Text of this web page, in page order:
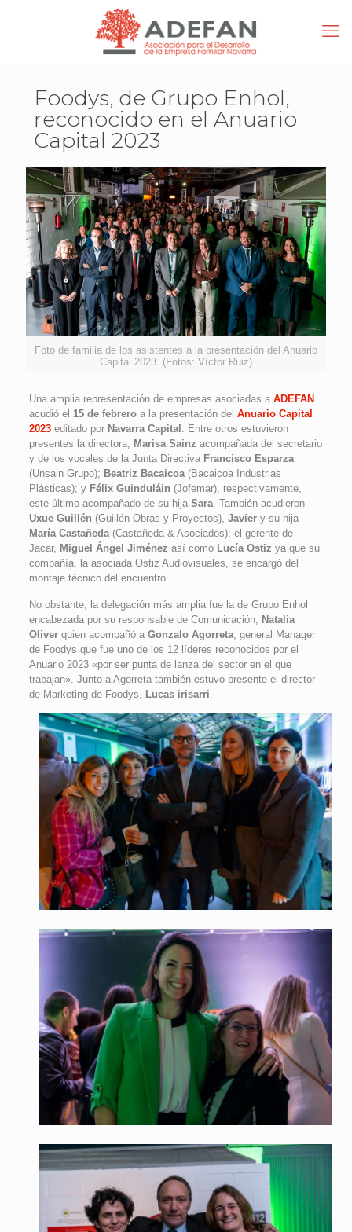
Foodys, de Grupo Enhol,
reconocido en el Anuario
Capital 2023
Foto de familia de los asistentes a la presentación del Anuario
Capital 2023. (Fotos: Víctor Ruiz)
Una amplia representación de empresas asociadas a ADEFAN
acudió el 15 de febreroa la presentación del Anuario Capital
2023 editado por Navarra Capital . Entre otros estuvieron
presentes la directora, Marisa Sainz acompañada del secretario
y de los vocales de la Junta Directiva Francisco Esparza
(Unsain Grupo); Beatriz Bacaicoa(Bacaicoa Industrias
Plásticas); y Félix Guinduláin (Jofemar), respectivamente,
este último acompañado de su hijaSara. También acudieron
Uxue Guillén (Guillén Obras y Proyectos), Javiery su hija
María Castañeda(Castañeda & Asociados); el gerente de
Jacar, Miguel Ángel Jiménez así como Lucía Ostiz ya que su
compañía, la asociada Ostiz Audiovisuales, se encargó del
montaje técnico del encuentro.
No obstante, la delegación más amplia fue la de Grupo Enhol
encabezada por su responsable de Comunicación, Natalia
Oliverquien acompañó a Gonzalo Agorreta, general Manager
de Foodys que fue uno de los 12 líderes reconocidos por el
Anuario 2023 «por ser punta de lanza del sector en el que
trabajan». Junto a Agorreta también estuvo presente el director
de Marketing de Foodys, Lucas irisarri.